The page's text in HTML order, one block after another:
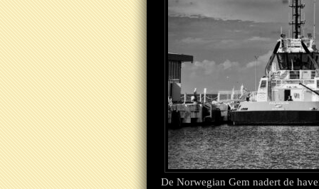
De Norwegian Gem nadert de